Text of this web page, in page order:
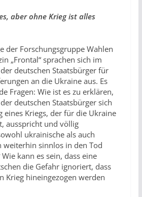
aber ohne Krieg ist alles
der Forschungsgruppe Wahlen
„Frontal“ sprachen sich im
deutschen Staatsbürger für
an die Ukraine aus. Es
Fragen: Wie ist es zu erklären,
deutschen Staatsbürger sich
eines Kriegs, der für die Ukraine
ausspricht und völlig
ukrainische als auch
weiterhin sinnlos in den Tod
kann es sein, dass eine
die Gefahr ignoriert, dass
Krieg hineingezogen werden